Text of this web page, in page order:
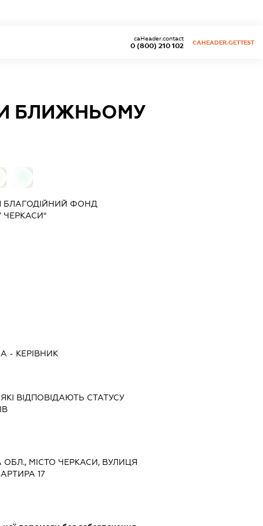
0 (800) 210 102
caHeader.contact
CAHEADER.GETTEST
БЛИЖНЬОМУ
БЛАГОДІЙНИЙ ФОНД
- КЕРІВНИК
ВІДПОВІДАЮТЬ СТАТУСУ
ОБЛ., МІСТО ЧЕРКАСИ, ВУЛИЦЯ
17